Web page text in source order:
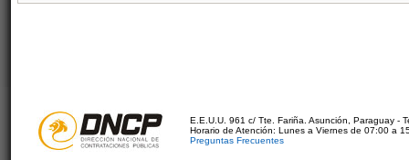
E.E.U.U. 961 c/ Tte. Fariña. Asunción, Paraguay -
Horario de Atención: Lunes a Viernes de 07:00 a
Preguntas Frecuentes